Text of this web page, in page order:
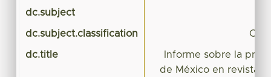
dc.subject
dc.subject.classification
dc.title
Informe sobre la
de México en revistas